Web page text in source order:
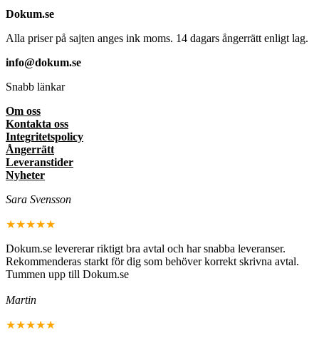
Dokum.se
Alla priser på sajten anges ink moms. 14 dagars ångerrätt enligt lag.
info@dokum.se
Snabb länkar
Om oss
Kontakta oss
Integritetspolicy
Ångerrätt
Leveranstider
Nyheter
Sara Svensson
★★★★★
Dokum.se levererar riktigt bra avtal och har snabba leveranser.
Rekommenderas starkt för dig som behöver korrekt skrivna avtal.
Tummen upp till Dokum.se
Martin
★★★★★